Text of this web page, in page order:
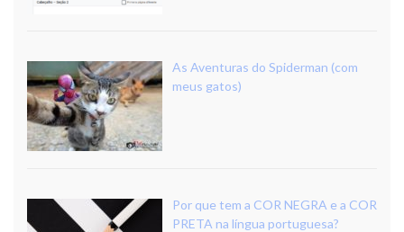
As Aventuras do Spiderman (com
meus gatos)
Por que tem a COR NEGRA e a COR
PRETA na língua portuguesa?